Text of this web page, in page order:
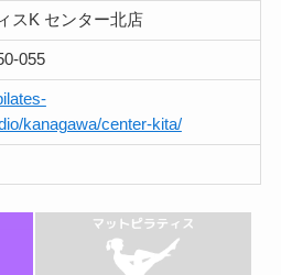
スK センター北店
055
kanagawa/center-kita/